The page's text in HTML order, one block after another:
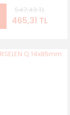
547,43 TL
465,31 TL